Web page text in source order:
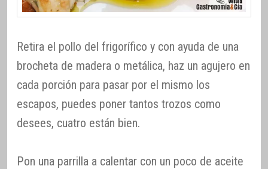
Retira el pollo del frigorífico y con ayuda de una
brocheta de madera o metálica, haz un agujero en
cada porción para pasar por el mismo los
escapos, puedes poner tantos trozos como
desees, cuatro están bien.
Pon una parrilla a calentar con un poco de aceite